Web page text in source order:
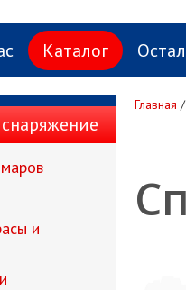
Каталог
и
Главная /